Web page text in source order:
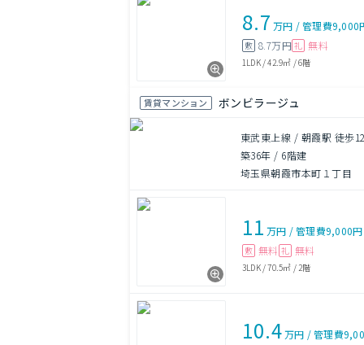
8.7 万円 /管理費9,000
敷 8.7万円 礼 無料
1LDK/42.9㎡ /6階
賃貸マンション ボンビラージュ
東武東上線 / 朝霞駅 徒歩
築36年 / 6階建
埼玉県朝霞市本町１丁目
11 万円 /管理費9,000円
敷 無料 礼 無料
3LDK/70.5㎡ / 2階
10.4万円 /管理費